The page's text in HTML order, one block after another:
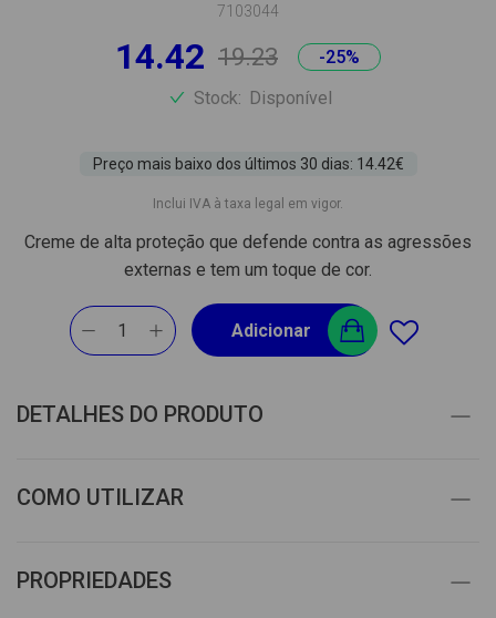
7103044
14.42 19.23
-25%
Stock: Disponível
Preço mais baixo dos últimos 30 dias: 14.42€
Inclui IVA à taxa legal em vigor.
Creme de alta proteção que defende contra as agressões
externas e tem um toque de cor.
1 Adicionar
DETALHES DO PRODUTO
COMO UTILIZAR
PROPRIEDADES